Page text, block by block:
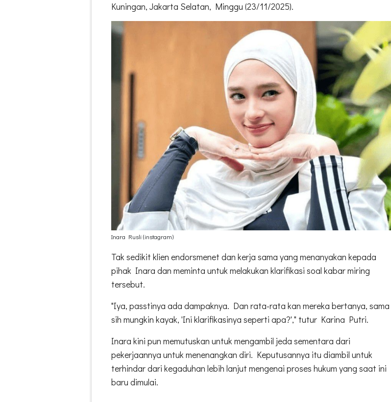
Kuningan, Jakarta Selatan, Minggu (23/11/2025).
Inara Rusli (instagram)
Tak sedikit klien endorsmenet dan kerja sama yang menanyakan kepada
pihak Inara dan meminta untuk melakukan klarifikasi soal kabar miring
tersebut.
"Iya, passtinya ada dampaknya. Dan rata-rata kan mereka bertanya, sama
sih mungkin kayak, 'Ini klarifikasinya seperti apa?'," tutur Karina Putri.
Inara kini pun memutuskan untuk mengambil jeda sementara dari
pekerjaannya untuk menenangkan diri. Keputusannya itu diambil untuk
terhindar dari kegaduhan lebih lanjut mengenai proses hukum yang saat ini
baru dimulai.